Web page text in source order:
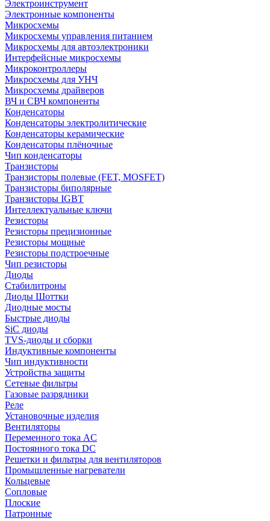
Электроинструмент
Электронные компоненты
Микросхемы
Микросхемы управления питанием
Микросхемы для автоэлектроники
Интерфейсные микросхемы
Микроконтроллеры
Микросхемы для УНЧ
Микросхемы драйверов
ВЧ и СВЧ компоненты
Конденсаторы
Конденсаторы электролитические
Конденсаторы керамические
Конденсаторы плёночные
Чип конденсаторы
Транзисторы
Транзисторы полевые (FET, MOSFET)
Транзисторы биполярные
Транзисторы IGBT
Интеллектуальные ключи
Резисторы
Резисторы прецизионные
Резисторы мощные
Резисторы подстроечные
Чип резисторы
Диоды
Стабилитроны
Диоды Шоттки
Диодные мосты
Быстрые диоды
SiC диоды
TVS-диоды и сборки
Индуктивные компоненты
Чип индуктивности
Устройства защиты
Сетевые фильтры
Газовые разрядники
Реле
Установочные изделия
Вентиляторы
Переменного тока AC
Постоянного тока DC
Решетки и фильтры для вентиляторов
Промышленные нагреватели
Кольцевые
Сопловые
Плоские
Патронные